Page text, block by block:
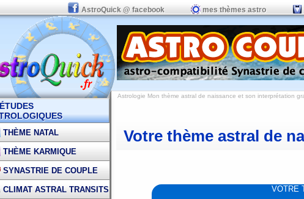
AstroQuick @ facebook mes thèmes astro
ÉTUDES
THÈME NATAL
THÈME KARMIQUE
SYNASTRIE DE COUPLE
CLIMAT ASTRAL TRANSITS
Astrologie Mon thème astral de naissance et son interprétation
Votre thème astral de
VOTRE